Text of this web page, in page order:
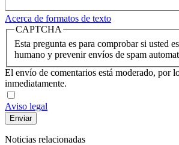
Acerca de formatos de texto
CAPTCHA
Esta pregunta es para comprobar si usted
humano y prevenir envíos de spam
El envío de comentarios está moderado, por
inmediatamente.
Aviso legal
Noticias relacionadas